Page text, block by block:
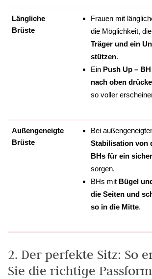
Längliche
Brüste
Frauen mit
die Möglichkeit,
Träger und ein
stützen.
Ein Push Up –
nach oben
so voller
Außengeneigte
Brüste
Bei
Stabilisation von
BHs für ein
sorgen.
BHs mit Bügel
die Seiten und
so in die Mitte.
2. Der perfekte Sitz: So
Sie die richtige